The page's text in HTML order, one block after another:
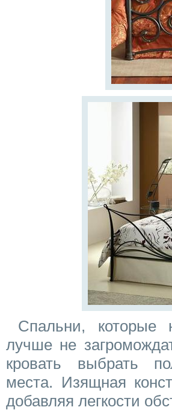
Спальни, которые
лучше не
кровать выбрать
места. Изящная
добавляя легкости